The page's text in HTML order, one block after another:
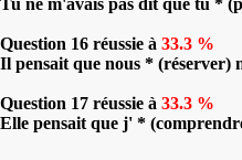
Tu ne m'avais pas dit que tu *
Question 16 réussie à 33.3 %
Il pensait que nous * (réserver)
Question 17 réussie à 33.3 %
Elle pensait que j' *